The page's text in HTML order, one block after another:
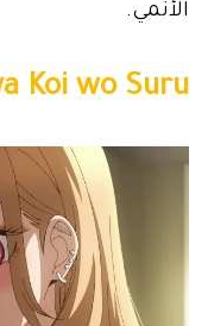
الأنمي.
Koi wo Suru